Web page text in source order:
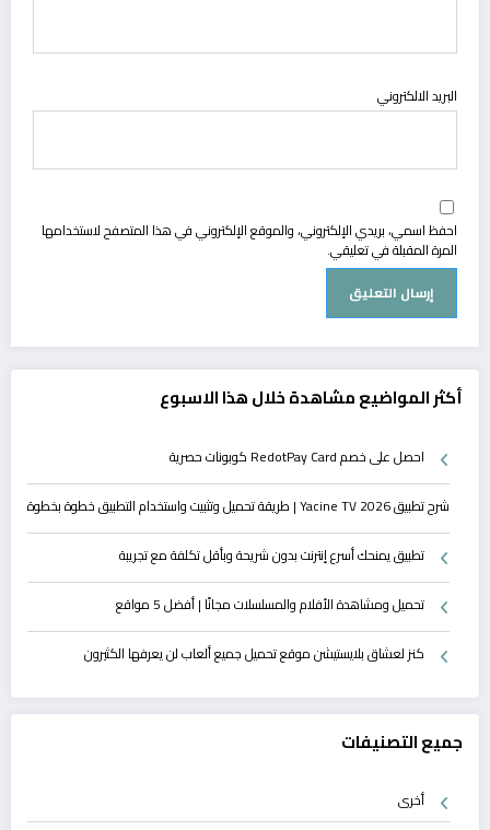
البريد الالكتروني
احفظ اسمي، بريدي الإلكتروني، والموقع الإلكتروني في هذا المتصفح لاستخدامها
المرة المقبلة في تعليقي.
أكثر المواضيع مشاهدة خلال هذا الاسبوع
احصل على خصم RedotPay Card كوبونات حصرية
شرح تطبيق Yacine TV 2026 | طريقة تحميل وتثبيت واستخدام التطبيق خطوة بخطوة
تطبيق يمنحك أسرع إنترنت بدون شريحة وبأقل تكلفة مع تجريبة
تحميل ومشاهدة الأفلام والمسلسلات مجانًا | أفضل 5 مواقع
كنز لعشاق بلايستيشن موقع تحميل جميع ألعاب لن يعرفها الكثيرون
جميع التصنيفات
أخرى